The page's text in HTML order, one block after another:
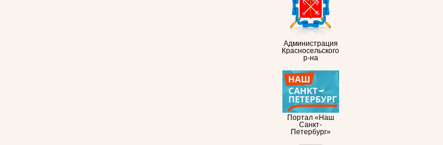
Администрация
Красносельского
р-на
Портал «Наш
Санкт-
Петербург»